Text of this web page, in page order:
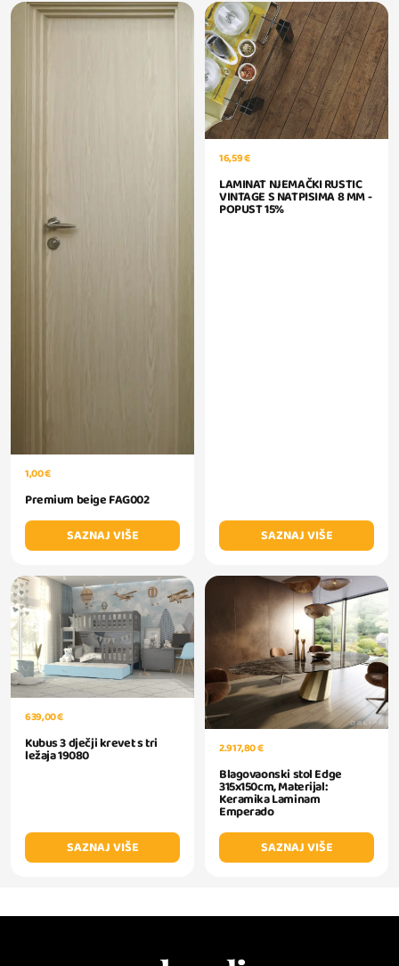
1,00 €
Premium beige FAG002
SAZNAJ VIŠE
16,59 €
LAMINAT NJEMAČKI RUSTIC
VINTAGE S NATPISIMA 8 MM -
POPUST 15%
SAZNAJ VIŠE
639,00 €
Kubus 3 dječji krevet s tri
ležaja 19080
SAZNAJ VIŠE
2.917,80 €
Blagovaonski stol Edge
315x150cm, Materijal:
Keramika Laminam
Emperado
SAZNAJ VIŠE